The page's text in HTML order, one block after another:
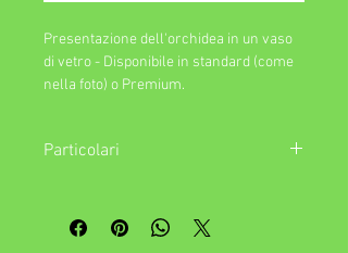
Presentazione dell'orchidea in un vaso
di vetro - Disponibile in standard (come
nella foto) o Premium.
Particolari
l'elemento 'Standard'. Se selezioni
l'opzione 'Premium', la tua disposizione